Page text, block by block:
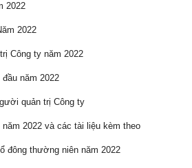
2022
2022
Công ty năm 2022
năm 2022
quản trị Công ty
2022 và các tài liệu kèm theo
đông thường niên năm 2022